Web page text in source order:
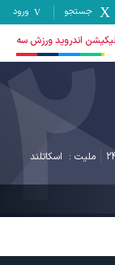
جستجو ورود
اندروید ورزش سه
ملیت : اسکاتلند
2